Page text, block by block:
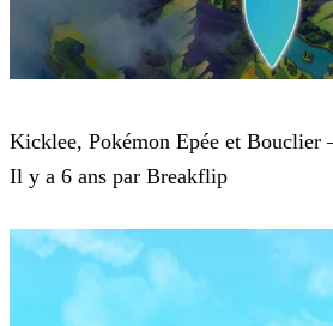
Kicklee, Pokémon Epée et Bouclier
Il y a 6 ans par Breakflip